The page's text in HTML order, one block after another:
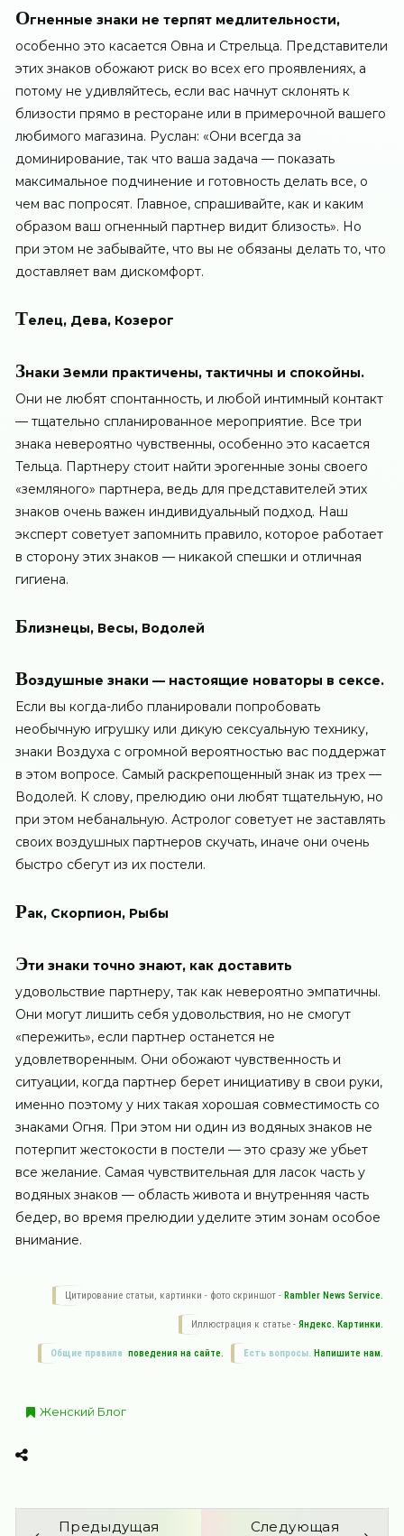
Огненные знаки не терпят медлительности,
особенно это касается Овна и Стрельца. Представители
этих знаков обожают риск во всех его проявлениях, а
потому не удивляйтесь, если вас начнут склонять к
близости прямо в ресторане или в примерочной вашего
любимого магазина. Руслан: «Они всегда за
доминирование, так что ваша задача — показать
максимальное подчинение и готовность делать все, о
чем вас попросят. Главное, спрашивайте, как и каким
образом ваш огненный партнер видит близость». Но
при этом не забывайте, что вы не обязаны делать то, что
доставляет вам дискомфорт.
Телец, Дева, Козерог
Знаки Земли практичены, тактичны и спокойны.
Они не любят спонтанность, и любой интимный контакт
— тщательно спланированное мероприятие. Все три
знака невероятно чувственны, особенно это касается
Тельца. Партнеру стоит найти эрогенные зоны своего
«земляного» партнера, ведь для представителей этих
знаков очень важен индивидуальный подход. Наш
эксперт советует запомнить правило, которое работает
в сторону этих знаков — никакой спешки и отличная
гигиена.
Близнецы, Весы, Водолей
Воздушные знаки — настоящие новаторы в сексе.
Если вы когда-либо планировали попробовать
необычную игрушку или дикую сексуальную технику,
знаки Воздуха с огромной вероятностью вас поддержат
в этом вопросе. Самый раскрепощенный знак из трех —
Водолей. К слову, прелюдию они любят тщательную, но
при этом небанальную. Астролог советует не заставлять
своих воздушных партнеров скучать, иначе они очень
быстро сбегут из их постели.
Рак, Скорпион, Рыбы
Эти знаки точно знают, как доставить
удовольствие партнеру, так как невероятно эмпатичны.
Они могут лишить себя удовольствия, но не смогут
«пережить», если партнер останется не
удовлетворенным. Они обожают чувственность и
ситуации, когда партнер берет инициативу в свои руки,
именно поэтому у них такая хорошая совместимость со
знаками Огня. При этом ни один из водяных знаков не
потерпит жестокости в постели — это сразу же убьет
все желание. Самая чувствительная для ласок часть у
водяных знаков — область живота и внутренняя часть
бедер, во время прелюдии уделите этим зонам особое
внимание.
Цитирование статьи, картинки - фото скриншот - Rambler News Service.
Иллюстрация к статье - Яндекс. Картинки.
Есть вопросы. Напишите нам.
Общие правила поведения на сайте.
Женский Блог
Предыдущая Следующая